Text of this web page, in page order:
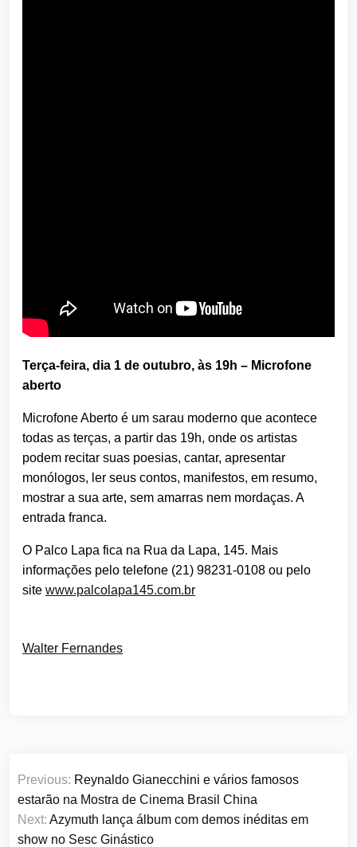
Terça-feira, dia 1 de outubro, às 19h – Microfone
aberto
Microfone Aberto é um sarau moderno que acontece
todas as terças, a partir das 19h, onde os artistas
podem recitar suas poesias, cantar, apresentar
monólogos, ler seus contos, manifestos, em resumo,
mostrar a sua arte, sem amarras nem mordaças. A
entrada franca.
O Palco Lapa fica na Rua da Lapa, 145. Mais
informações pelo telefone (21) 98231-0108 ou pelo
site www.palcolapa145.com.br
Walter Fernandes
Navegação
de
Post
Previous: Reynaldo Gianecchini e vários famosos
estarão na Mostra de Cinema Brasil China
Next: Azymuth lança álbum com demos inéditas em
show no Sesc Ginástico